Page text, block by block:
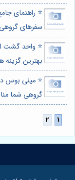
⭐️ راهنمای
سفرهای
⭐️ واحد گشت
بهترین گزینه
⭐️ مینی بوس
گروهی شما